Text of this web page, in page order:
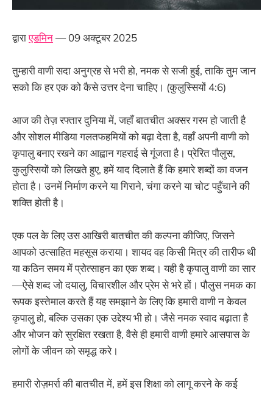
द्वाराएडमिन— 09 अक्टूबर 2025
तुम्हारी वाणी सदा अनुग्रह से भरी हो, नमक से सजी हुई, ताकि तुम जान
सको कि हर एक को कैसे उत्तर देना चाहिए। (कुलुस्सियों 4:6)
आज की तेज़ रफ्तार दुनिया में, जहाँ बातचीत अक्सर गरम हो जाती है
और सोशल मीडिया गलतफहमियों को बढ़ा देता है, वहाँ अपनी वाणी को
कृपालु बनाए रखने का आह्वान गहराई से गूंजता है। प्रेरित पौलुस,
कुलुस्सियों को लिखते हुए, हमें याद दिलाते हैं कि हमारे शब्दों का वजन
होता है। उनमें निर्माण करने या गिराने, चंगा करने या चोट पहुँचाने की
शक्ति होती है।
एक पल के लिए उस आखिरी बातचीत की कल्पना कीजिए, जिसने
आपको उत्साहित महसूस कराया। शायद वह किसी मित्र की तारीफ थी
या कठिन समय में प्रोत्साहन का एक शब्द। यही है कृपालु वाणी का सार
—ऐसे शब्द जो दयालु, विचारशील और प्रेम से भरे हों। पौलुस नमक का
रूपक इस्तेमाल करते हैं यह समझाने के लिए कि हमारी वाणी न केवल
कृपालु हो, बल्कि उसका एक उद्देश्य भी हो। जैसे नमक स्वाद बढ़ाता है
और भोजन को सुरक्षित रखता है, वैसे ही हमारी वाणी हमारे आसपास के
लोगों के जीवन को समृद्ध करे।
हमारी रोज़मर्रा की बातचीत में, हमें इस शिक्षा को लागू करने के कई